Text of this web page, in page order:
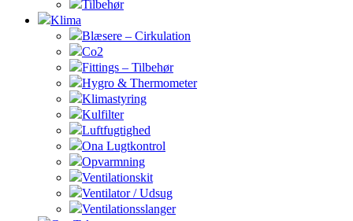
Tilbehør
Klima
Blæsere – Cirkulation
Co2
Fittings – Tilbehør
Hygro & Thermometer
Klimastyring
Kulfilter
Luftfugtighed
Ona Lugtkontrol
Opvarmning
Ventilationskit
Ventilator / Udsug
Ventilationsslanger